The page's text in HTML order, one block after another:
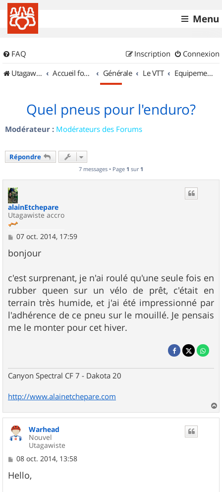
Menu
FAQ Connexion
Inscription
UtagawaVTT (Randos VTT et VTTAE avec traces GPS)
Accueil forum Générale Le VTT Equipements et Accessoires
Quel pneus pour l'enduro?
Modérateur : Modérateurs des Forums
Répondre
7 messages • Page 1 sur 1
alainEtchepare
Utagawiste accro
M
s
s
g
e
07 oct. 2014, 17:59
bonjour
c'est surprenant, je n'ai roulé qu'une seule fois en
rubber queen sur un vélo de prêt, c'était en
terrain très humide, et j'ai été impressionné par
l'adhérence de ce pneu sur le mouillé. Je pensais
me le monter pour cet hiver.
Canyon Spectral CF 7 - Dakota 20
http://www.alainetchepare.com
a
u
Warhead
Nouvel
Utagawiste
M
s
s
08 oct. 2014, 13:58
Hello,